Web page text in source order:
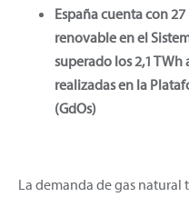
España cuenta con
renovable en el
superado los 2,1 TWh
realizadas en la
(GdOs)
La demanda de gas